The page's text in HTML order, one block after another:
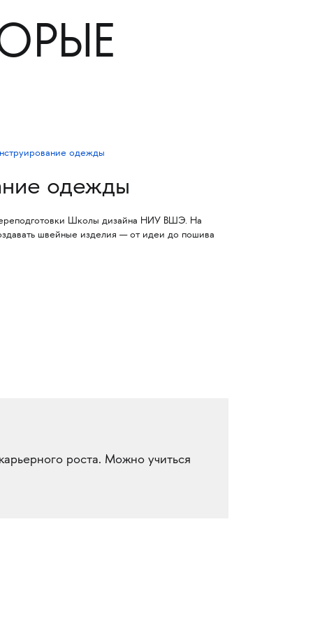
одежды
Школы дизайна НИУ ВШЭ. На
швейные изделия — от идеи до пошива
роста. Можно учиться